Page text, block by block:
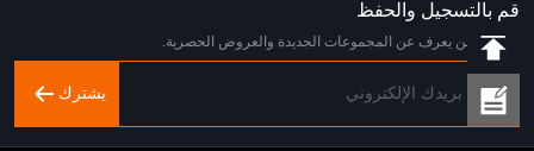
قم بالتسجيل والحفظ
كن أول من يعرف عن المجموعات الجديدة والعروض الحصرية.
يشترك